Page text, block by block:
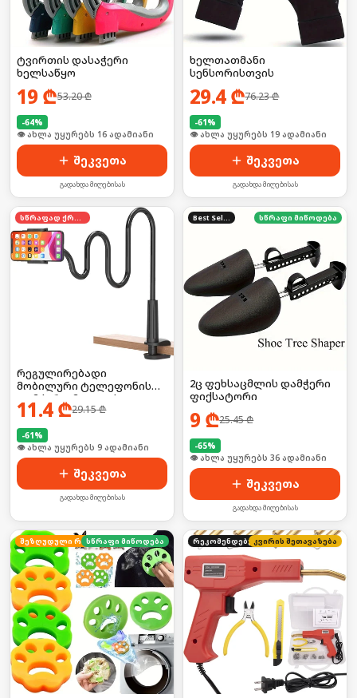
ტვირთის დასაჭერი
ხელსაწყო
19 ₾53.20₾
-64%
🛒 ბოლო 24სთ-ში იყიდა 21-მა
შეკვეთა
გადახდა მიღებისას
ხელთათმანი
სენსორისთვის
29.4₾76.23₾
-61%
👁 ახლა უყურებს 19 ადამიანი
შეკვეთა
გადახდა მიღებისას
სწრაფად ქრება
რეგულირებადი
მობილური ტელეფონის
დამჭერი, მაგიდის
სამაგრით
11.4₾29.15₾
-61%
🛒 ბოლო 24სთ-ში იყიდა 16-მა
შეკვეთა
გადახდა მიღებისას
Best Seller სწრაფი მიწოდება
2ც ფეხსაცმლის დამჭერი
ფიქსატორი
9 ₾25.45₾
-65%
🛒 ბოლო 24სთ-ში იყიდა 48-მა
შეკვეთა
გადახდა მიღებისას
შეზღუდული რაოდენობა
სწრაფი მიწოდება რეკომენდებული
კვირის შეთავაზება